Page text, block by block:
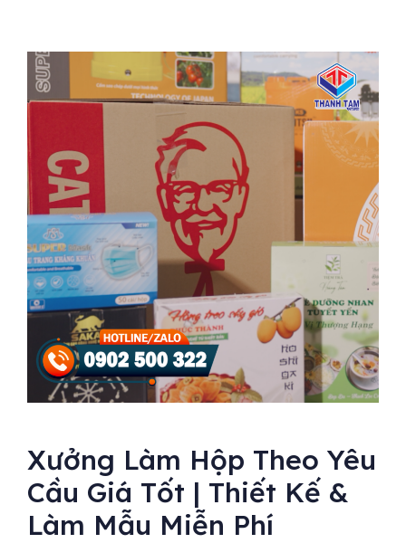
Xưởng Làm Hộp Theo Yêu
Cầu Giá Tốt | Thiết Kế &
Làm Mẫu Miễn Phí